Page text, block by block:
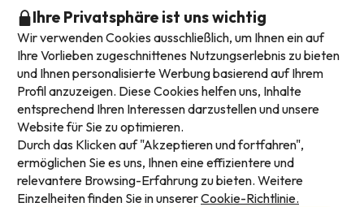
Verfügbare Zahlungsarten
Ihre Privatsphäre ist uns wichtig
Wir verwenden Cookies ausschließlich, um Ihnen ein auf
Ihre Vorlieben zugeschnittenes Nutzungserlebnis zu bieten
und Ihnen personalisierte Werbung basierend auf Ihrem
Profil anzuzeigen. Diese Cookies helfen uns, Inhalte
entsprechend Ihren Interessen darzustellen und unsere
Website für Sie zu optimieren.
Durch das Klicken auf "Akzeptieren und fortfahren",
ermöglichen Sie es uns, Ihnen eine effizientere und
relevantere Browsing-Erfahrung zu bieten. Weitere
Einzelheiten finden Sie in unsererCookie-Richtlinie.